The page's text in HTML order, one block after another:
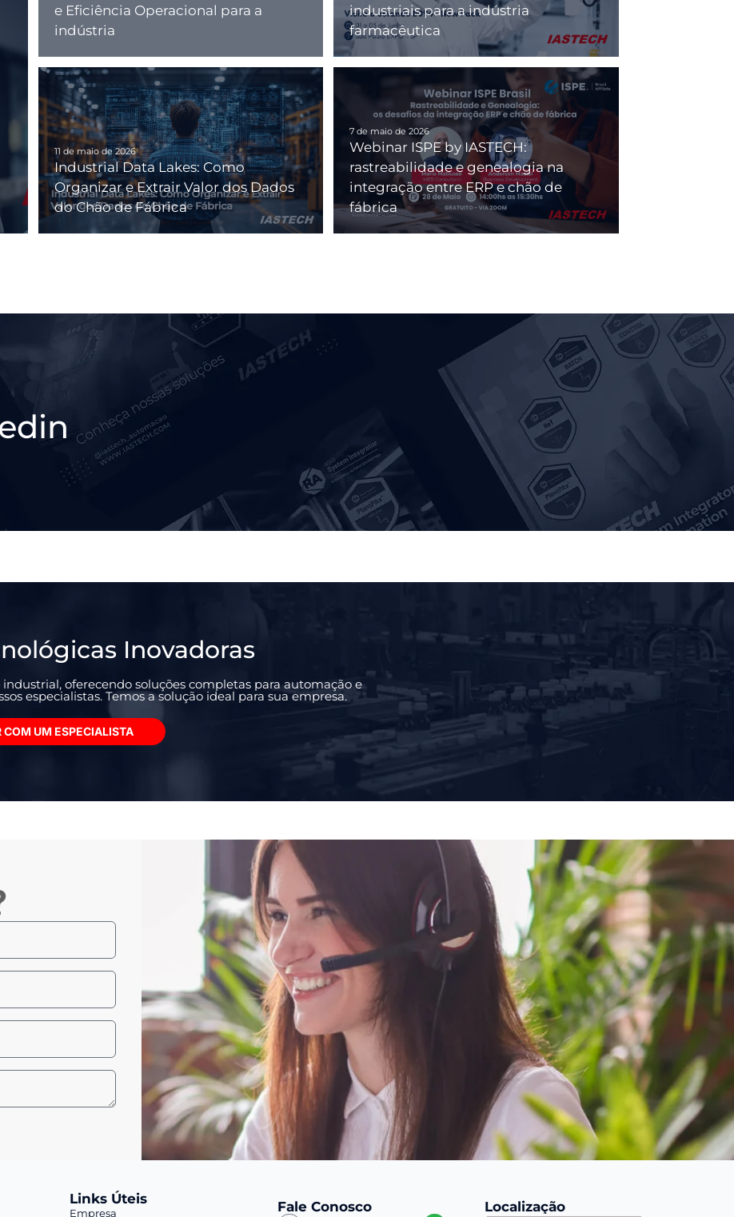
e Eficiência Operacional para a
indústria
industriais para a indústria
farmacêutica
11 de maio de 2026
Industrial Data Lakes: Como
Organizar e Extrair Valor dos Dados
do Chão de Fábrica
7 de maio de 2026
Webinar ISPE by IASTECH:
rastreabilidade e genealogia na
integração entre ERP e chão de
fábrica
Inovadoras
oferecendo soluções completas para automação e
especialistas. Temos a solução ideal para sua empresa.
COM UM ESPECIALISTA
Links Úteis
Empresa Fale Conosco Localização